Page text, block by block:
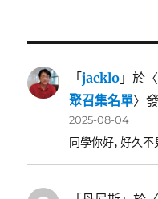
「jacklo 」於〈
聚召集名單〉
2025-08-04
同學你好, 好久